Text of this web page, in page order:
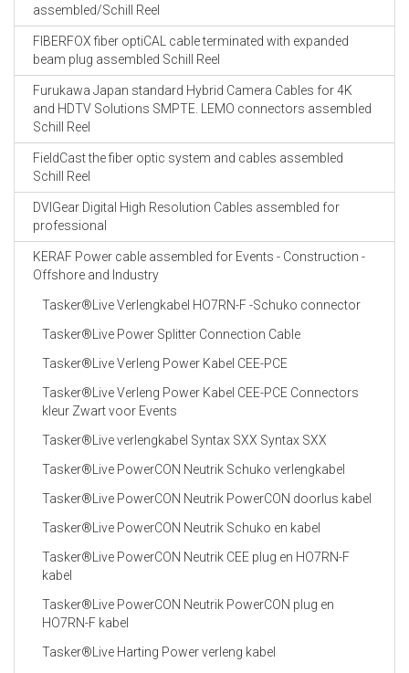
assembled/Schill Reel
FIBERFOX fiber optiCAL cable terminated with expanded
beam plug assembled Schill Reel
Furukawa Japan standard Hybrid Camera Cables for 4K
and HDTV Solutions SMPTE. LEMO connectors assembled
Schill Reel
FieldCast the fiber optic system and cables assembled
Schill Reel
DVIGear Digital High Resolution Cables assembled for
professional
KERAF Power cable assembled for Events - Construction -
Offshore and Industry
Tasker®Live Verlengkabel HO7RN-F -Schuko connector
Tasker®Live Power Splitter Connection Cable
Tasker®Live Verleng Power Kabel CEE-PCE
Tasker®Live Verleng Power Kabel CEE-PCE Connectors
kleur Zwart voor Events
Tasker®Live verlengkabel Syntax SXX Syntax SXX
Tasker®Live PowerCON Neutrik Schuko verlengkabel
Tasker®Live PowerCON Neutrik PowerCON doorlus kabel
Tasker®Live PowerCON Neutrik Schuko en kabel
Tasker®Live PowerCON Neutrik CEE plug en HO7RN-F
kabel
Tasker®Live PowerCON Neutrik PowerCON plug en
HO7RN-F kabel
Tasker®Live Harting Power verleng kabel